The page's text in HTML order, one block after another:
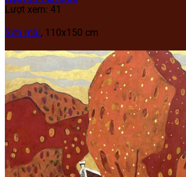
Lượt xem: 41
Sơn mài, 110x150 cm